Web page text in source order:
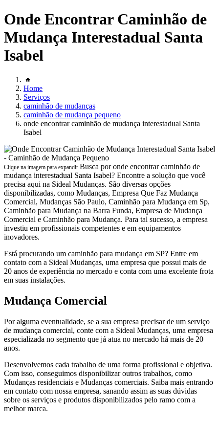
Onde Encontrar Caminhão de
Mudança Interestadual Santa
Isabel
Home
Serviços
caminhão de mudanças
caminhão de mudança pequeno
onde encontrar caminhão de mudança interestadual Santa
Isabel
Clique na imagem para expandir Busca por onde encontrar caminhão de
mudança interestadual Santa Isabel? Encontre a solução que você
precisa aqui na Sideal Mudanças. São diversas opções
disponibilizadas, como Mudanças, Empresa Que Faz Mudança
Comercial, Mudanças São Paulo, Caminhão para Mudança em Sp,
Caminhão para Mudança na Barra Funda, Empresa de Mudança
Comercial e Caminhão para Mudança. Para tal sucesso, a empresa
investiu em profissionais competentes e em equipamentos
inovadores.
Está procurando um caminhão para mudança em SP? Entre em
contato com a Sideal Mudanças, uma empresa que possui mais de
20 anos de experiência no mercado e conta com uma excelente frota
em suas instalações.
Mudança Comercial
Por alguma eventualidade, se a sua empresa precisar de um serviço
de mudança comercial, conte com a Sideal Mudanças, uma empresa
especializada no segmento que já atua no mercado há mais de 20
anos.
Desenvolvemos cada trabalho de uma forma profissional e objetiva.
Com isso, conseguimos disponibilizar outros trabalhos, como
Mudanças residenciais e Mudanças comerciais. Saiba mais entrando
em contato com nossa empresa, sanando assim as suas dúvidas
sobre os serviços e produtos disponibilizados pelo ramo com a
melhor marca.